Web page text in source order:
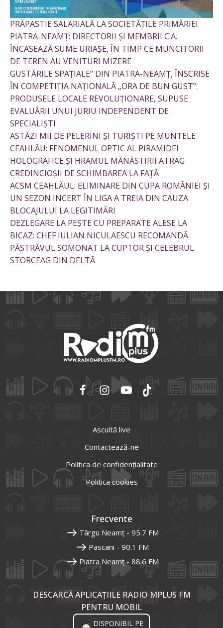
PRĂPASTIE SALARIALĂ LA SOCIETĂȚILE PRIMĂRIEI
PIATRA-NEAMȚ: DIRECTORII ȘI MEMBRII C.A.
ÎNCASEAZĂ SUME URIAȘE, ÎN TIMP CE MUNCITORII
DE TEREN AU VENITURI MIZERE
GUSTĂRILE SPAȚIALE” DIN PIATRA-NEAMȚ, ÎNSCRISE
ÎN COMPETIȚIA NAȚIONALĂ „ORA DE BUN GUST”:
PRODUSELE LOCALE REVOLUȚIONARE, SUPUSE
EVALUĂRII UNUI JURIU INDEPENDENT DE
SPECIALIȘTI
ASTĂZI MII DE PELERINI ȘI TURIȘTI PE MUNTELE
CEAHLĂU: FENOMENUL OPTIC AL PIRAMIDEI
HOLOGRAFICE ȘI HRAMUL MĂNĂSTIRII ATRAG
CREDINCIOȘII DE SCHIMBAREA LA FAȚĂ
ACSM CEAHLĂUL: ELIMINARE DIN CUPA ROMÂNIEI ȘI
UN SEZON INCERT ÎN LIGA A TREIA DIN CAUZA
BLOCAJULUI LA LEGITIMĂRI
DEZLEGARE LA PEȘTE CU PREPARATE ALESE LA
BICAZ: CHEF IULIAN NICULAESCU RECOMANDĂ
PĂSTRĂVUL SOMONAT LA CUPTOR ȘI CELEBRUL
STORCEAG DIN DELTĂ
Ascultă live
Contactează-ne
Politica de confidențialitate
Politica cookies
Frecvente
Târgu Neamț - 95.7 FM
Pascani - 90.1 FM
Piatra Neamț - 88.6 FM
DESCARCĂ APLICAȚIILE RADIO MPLUS FM
PENTRU MOBIL
DISPONIBIL PE